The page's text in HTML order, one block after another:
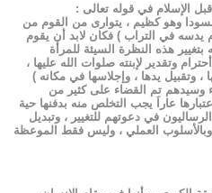
الإسلام في قوله تعالى :
وهو كظيم ، يتوارى من القوم من
في التراب ) فكان لابد أن يقوم
هذه النظرة السيئة للمرأة
وتقدير لإبنته صلوات الله عليها ،
وتقبيل يدها ، وإجلاسها في مكانه )
وسيدهم تم القضاء على كثير من
عاراَ يجب التخلص منه بدفنها حية
في دعوتهم للتغيير ، وتبديل
، وبالأسلوب العملي ، وليس فقط الموعظة